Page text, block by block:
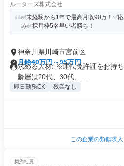
ルーターズ株式会社
✅未経験から1年で最高月収90万！✅
み✅採用枠5名早い者勝ち！
神奈川県川崎市宮前区
月給40万円～95万円
求める人材: ※運転免許証をお持
齢層は20代、30代、...
即日勤務OK 残業なし
この企業の類似求
契約社員